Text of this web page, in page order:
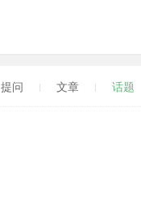
提问 文章 话题